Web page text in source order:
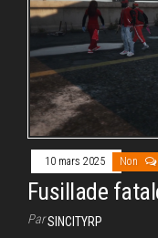
10 mars 2025 Non
Fusillade
ParSINCITYRP